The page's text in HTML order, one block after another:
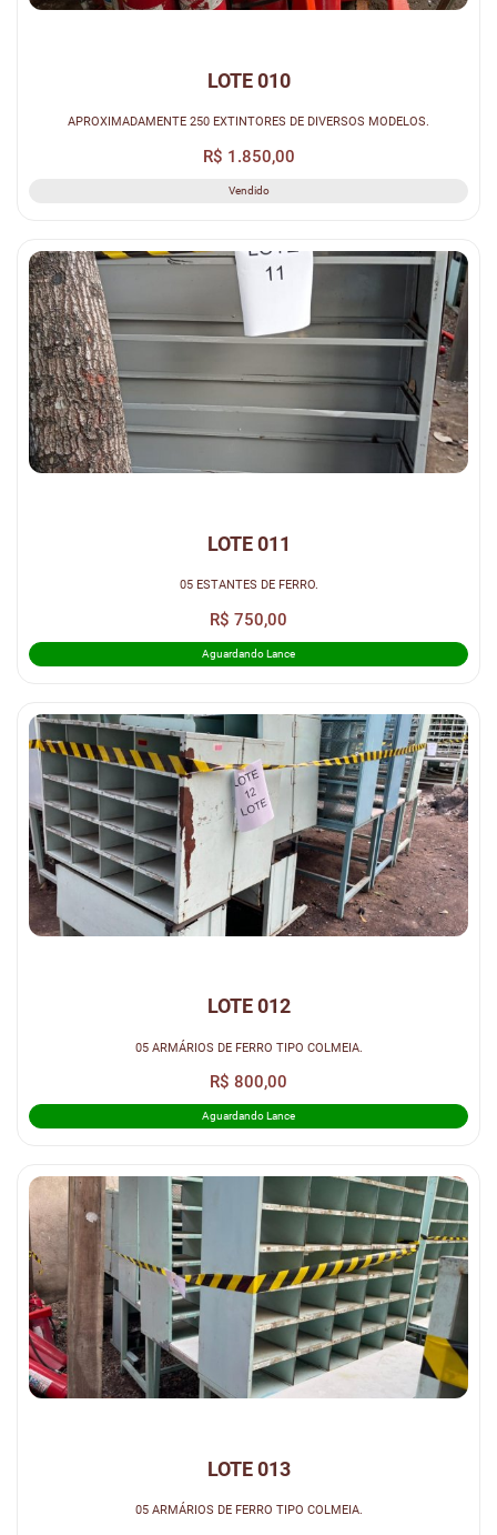
LOTE 010
APROXIMADAMENTE 250 EXTINTORES DE DIVERSOS MODELOS.
R$ 1.850,00
Vendido
LOTE 011
05 ESTANTES DE FERRO.
R$ 750,00
Aguardando Lance
LOTE 012
05 ARMÁRIOS DE FERRO TIPO COLMEIA.
R$ 800,00
Aguardando Lance
LOTE 013
05 ARMÁRIOS DE FERRO TIPO COLMEIA.